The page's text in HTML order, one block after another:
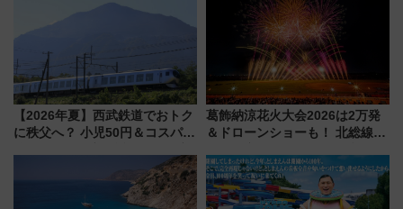
【2026年夏】西武鉄道でおトク
に秩父へ？ 小児50円＆コスパ最
族旅行！ 深夜の正丸トンネル探
検や特急ラビューも
葛飾納涼花火大会2026は2万発
＆ドローンショーも！ 北総線を
車、観覧スポット情報と周辺観
光まとめ（7/28開催）